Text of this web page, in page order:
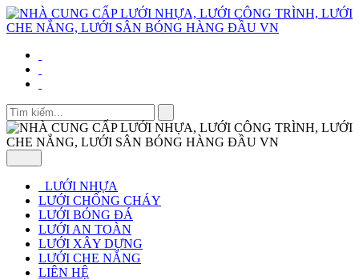
LƯỚI NHỰA
LƯỚI CHỐNG CHÁY
LƯỚI BÓNG ĐÁ
LƯỚI AN TOÀN
LƯỚI XÂY DỰNG
LƯỚI CHE NẮNG
LIÊN HỆ